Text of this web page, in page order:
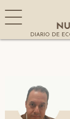
DIARIO DE